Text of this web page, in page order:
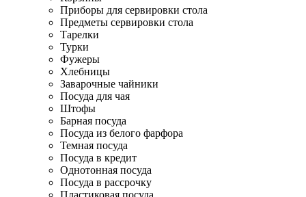
Приборы для сервировки стола
Предметы сервировки стола
Тарелки
Турки
Фужеры
Хлебницы
Заварочные чайники
Посуда для чая
Штофы
Барная посуда
Посуда из белого фарфора
Темная посуда
Посуда в кредит
Однотонная посуда
Посуда в рассрочку
Пластиковая посуда